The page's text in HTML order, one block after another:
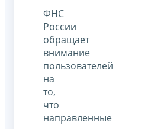
ФНС
России
обращает
внимание
пользователей
на
то,
что
направленные